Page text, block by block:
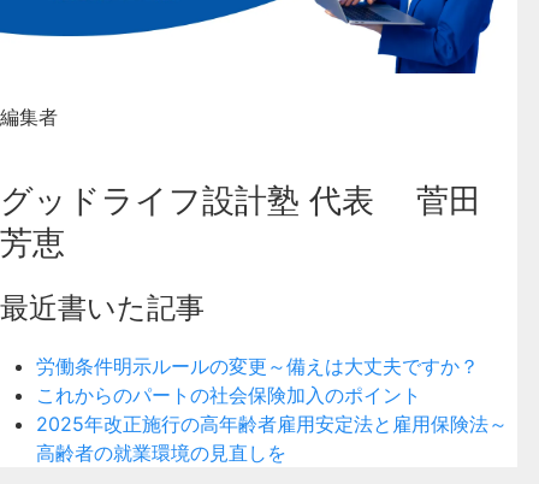
編集者
グッドライフ設計塾 代表 菅田
芳恵
最近書いた記事
労働条件明示ルールの変更～備えは大丈夫ですか？
これからのパートの社会保険加入のポイント
2025年改正施行の高年齢者雇用安定法と雇用保険法～
高齢者の就業環境の見直しを